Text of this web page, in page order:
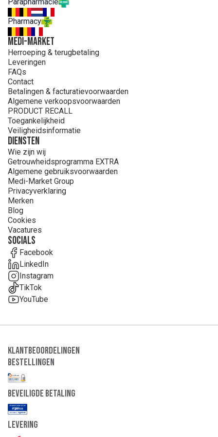
GLUCOSIDE. CETYL ALCOHOL. GLYCERYL STEARATE.
OENOTHERA BIENNIS (EVENING PRIMROSE) OIL
(OENOTHERA BIENNIS OIL). PEG-1 STEARATE.
POLYACRYLATE-13. POLYISOBUTENE. POLYSORBATE 2.
SODIUM HYDROXIDE. SORBITAN ISOSTEARATE.
TOCOPHEROL. TOCOPHERYL ACETATE
Pharmacy
MEDI-MARKET
Herroeping & terugbetaling
Leveringen
FAQs
Contact
Betalingen & facturatievoorwaarden
Algemene verkoopsvoorwaarden
PRODUCT RECALL
Toegankelijkheid
Veiligheidsinformatie
Diensten
Wie zijn wij
Getrouwheidsprogramma EXTRA
Algemene gebruiksvoorwaarden
Medi-Market Group
Privacyverklaring
Merken
Blog
Cookies
Vacatures
Socials
Facebook
LinkedIn
Instagram
TikTok
YouTube
Klantbeoordelingen
Bestellingen
Beveiligde Betaling
Levering